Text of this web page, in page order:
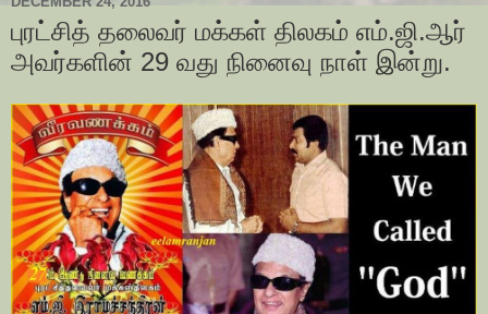
புரட்சித் தலைவர் மக்கள் திலகம் எம்.ஜி.ஆர்
அவர்களின் 29 வது நினைவு நாள் இன்று.